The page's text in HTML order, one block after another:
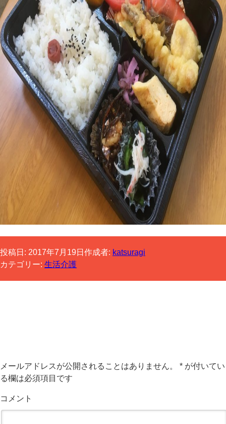
投稿日: 2017年7月19日 作成者: katsuragi
カテゴリー: 生活介護
メールアドレスが公開されることはありません。 * が付いてい
る欄は必須項目です
コメント